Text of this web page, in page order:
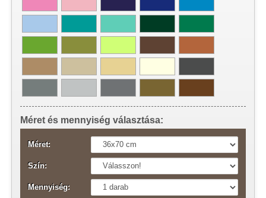
Méret és mennyiség választása:
Méret:
Szín:
Mennyiség: